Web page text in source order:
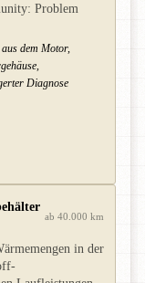
Problem
dem Motor,
Diagnose
ab 40.000 km
in der